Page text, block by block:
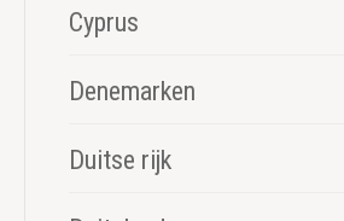
Cyprus
Denemarken
Duitse rijk